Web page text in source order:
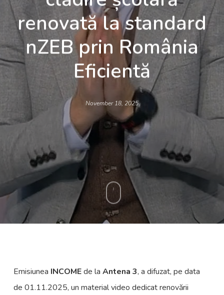
renovată la standard
nZEB prin România
Eficientă
November 18, 2025
Emisiunea INCOMEde la Antena 3, a difuzat, pe data
de 01.11.2025, un material video dedicat renovării